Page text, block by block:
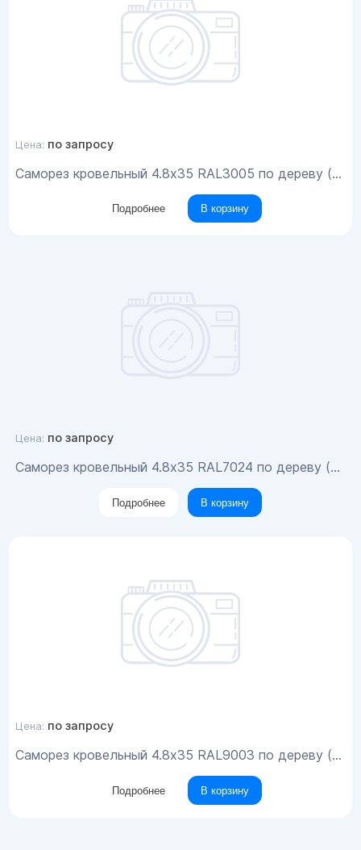
Цена: по запросу
Саморез кровельный 4.8x35 RAL3005 по дереву (200шт)
Подробнее В корзину
Цена: по запросу
Саморез кровельный 4.8x35 RAL7024 по дереву (200шт)
Подробнее В корзину
Цена: по запросу
Саморез кровельный 4.8x35 RAL9003 по дереву (200шт)
Подробнее В корзину